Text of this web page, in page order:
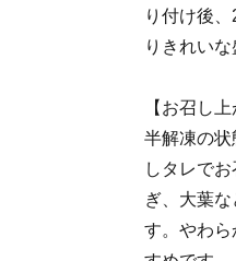
り付け後
りきれい
【お召し上
半解凍の状
しタレで
ぎ、大葉
す。やわ